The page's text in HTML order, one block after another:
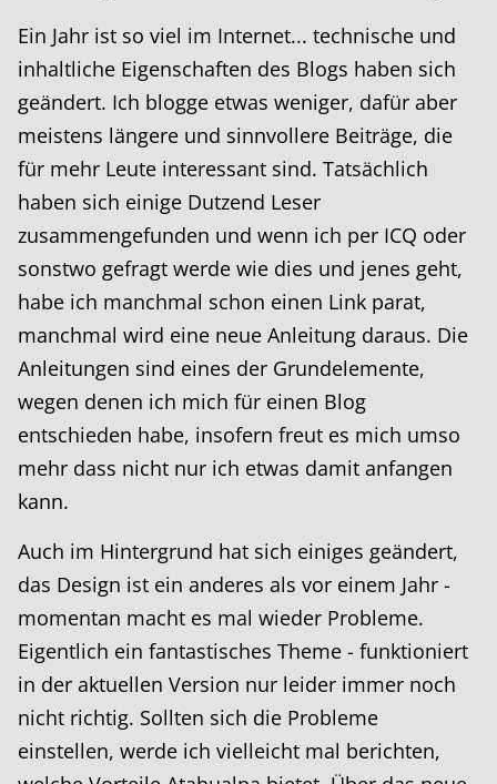
Ein Jahr ist so viel im Internet... technische und
inhaltliche Eigenschaften des Blogs haben sich
geändert. Ich blogge etwas weniger, dafür aber
meistens längere und sinnvollere Beiträge, die
für mehr Leute interessant sind. Tatsächlich
haben sich einige Dutzend Leser
zusammengefunden und wenn ich per ICQ oder
sonstwo gefragt werde wie dies und jenes geht,
habe ich manchmal schon einen Link parat,
manchmal wird eine neue Anleitung daraus. Die
Anleitungen sind eines der Grundelemente,
wegen denen ich mich für einen Blog
entschieden habe, insofern freut es mich umso
mehr dass nicht nur ich etwas damit anfangen
kann.
Auch im Hintergrund hat sich einiges geändert,
das Design ist ein anderes als vor einem Jahr -
momentan macht es mal wieder Probleme.
Eigentlich ein fantastisches Theme - funktioniert
in der aktuellen Version nur leider immer noch
nicht richtig. Sollten sich die Probleme
einstellen, werde ich vielleicht mal berichten,